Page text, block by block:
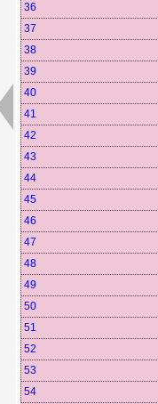
36
37
38
39
40
41
42
43
44
45
46
47
48
49
50
51
52
53
54